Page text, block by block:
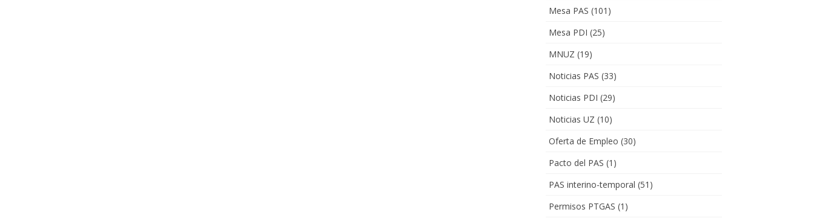
Mesa PAS (101)
Mesa PDI (25)
MNUZ (19)
Noticias PAS (33)
Noticias PDI (29)
Noticias UZ (10)
Oferta de Empleo (30)
Pacto del PAS (1)
PAS interino-temporal (51)
Permisos PTGAS (1)